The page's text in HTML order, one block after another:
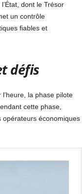
dont le Trésor
un contrôle
fiables et
défis
la phase pilote
cette phase,
opérateurs économiques